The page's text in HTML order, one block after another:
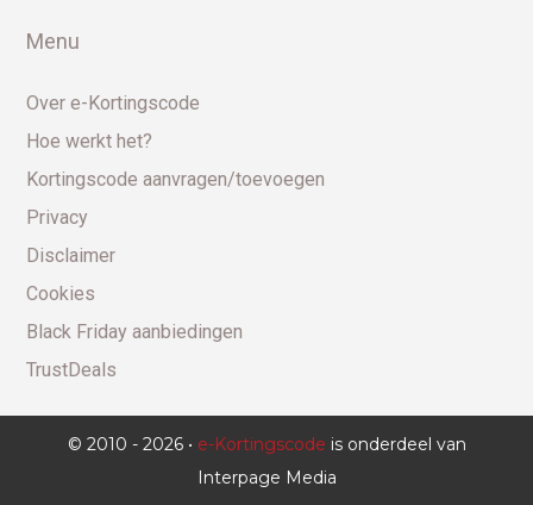
Menu
Over e-Kortingscode
Hoe werkt het?
Kortingscode aanvragen/toevoegen
Privacy
Disclaimer
Cookies
Black Friday aanbiedingen
TrustDeals
© 2010 - 2026 • e-Kortingscode is onderdeel van
Interpage Media